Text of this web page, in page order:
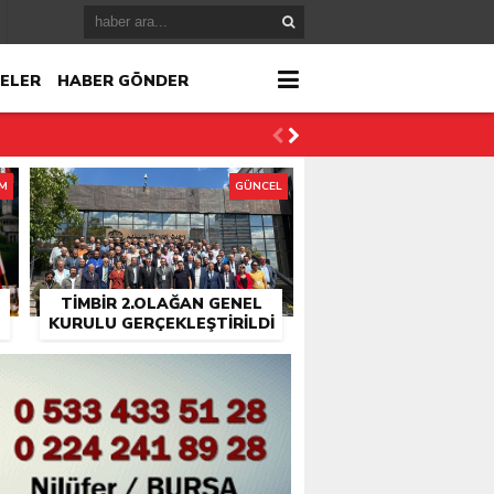
HABER GÖNDER
TİMBİR 2.OLAĞAN GENEL
KURULU GERÇEKLEŞTIRILDI
GÜNCEL